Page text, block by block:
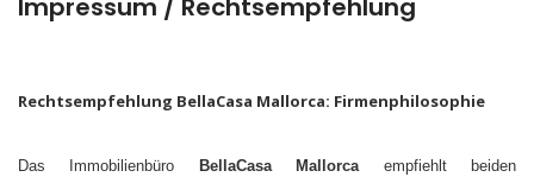
Impressum / Rechtsempfehlung
Rechtsempfehlung BellaCasa Mallorca: Firmenphilosophie
Das Immobilienbüro BellaCasa Mallorcaempfiehlt beiden